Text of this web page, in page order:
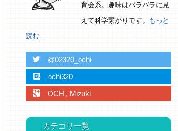
育会系。趣味はバラバラに見
えて科学繋がりです。
もっと
読む...
twitter @02320_ochi
hatebu ochi320
googleplus OCHI, Mizuki
カテゴリ一覧